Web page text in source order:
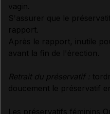
vagin.
S'assurer que le
rapport.
Après le rapport, inutile
avant la fin de l'érection.
Retrait du préservatif :
doucement le préservatif
Les préservatifs féminins